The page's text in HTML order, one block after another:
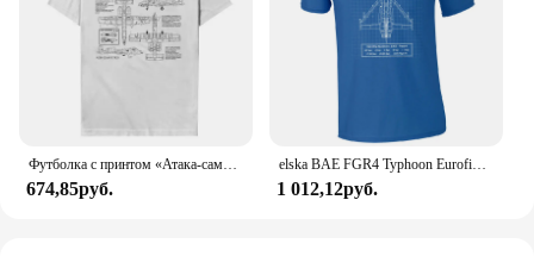
Футболка с принтом «Атака-самолет» US A10 OA10 Thunderbolt II, хлопковая мужская футболка с короткими рукавами и круглым вырезом для любителей милитари, новинка
674,85руб.
elska BAE FGR4 Typhoon Eurofighter, мужская футболка, военные рубашки для самолетов RAF Blueprint, короткие повседневные рубашки из 100% хлопка
1 012,12руб.